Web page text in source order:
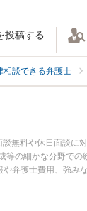
投稿する
相談できる弁護士
無料や休日面談
の細かな分野で
弁護士費用、強
くの弁護士を検